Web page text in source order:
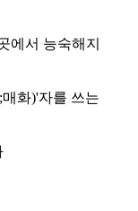
에서 능숙해지
화)'자를 쓰는